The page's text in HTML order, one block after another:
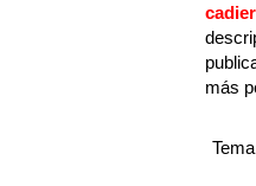
más